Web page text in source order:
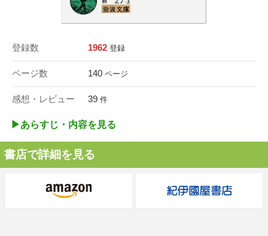
登録数 1962 登録
ページ数 140 ページ
感想・レビュー 39 件
▶︎あらすじ・内容を見る
書店で詳細を見る